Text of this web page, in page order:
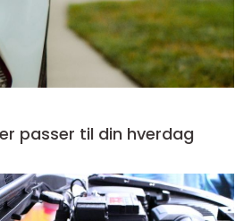
passer til din hverdag